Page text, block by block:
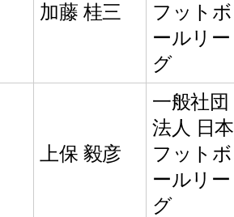
加藤 桂三
フットボ
ールリー
グ
上保 毅彦
一般社団
法人 日本
フットボ
ールリー
グ